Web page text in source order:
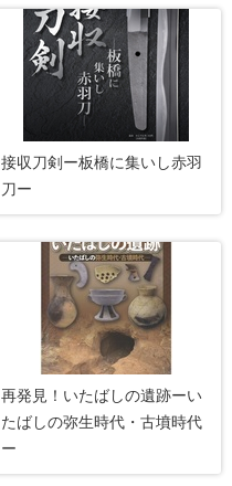
接収刀剣ー板橋に集いし赤羽
刀ー
再発見！いたばしの遺跡ーい
たばしの弥生時代・古墳時代
ー